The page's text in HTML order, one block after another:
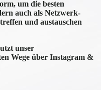
um die besten
auch als Netzwerk-
und austauschen
unser
Wege über Instagram &